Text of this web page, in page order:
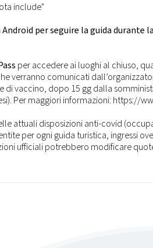
include"
per seguire la guida durante
per accedere ai luoghi al chiuso,
verranno comunicati
di vaccino, dopo 15 gg dalla
Per maggiori informazioni: https://
attuali disposizioni anti-covid
per ogni guida turistica, ingressi
ufficiali potrebbero modificare